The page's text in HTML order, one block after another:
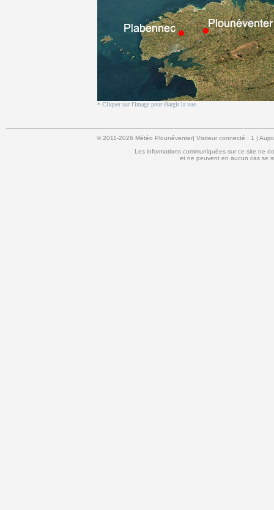
* Cliquer sur l'image pour élargir la vue.
© 2011-2026 Météo Plounéventer| Visiteur connecté : 1 |
Les informations communiquées sur ce site ne
et ne peuvent en aucun cas se